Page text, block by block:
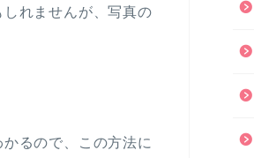
れませんが、写真の
るので、この方法に